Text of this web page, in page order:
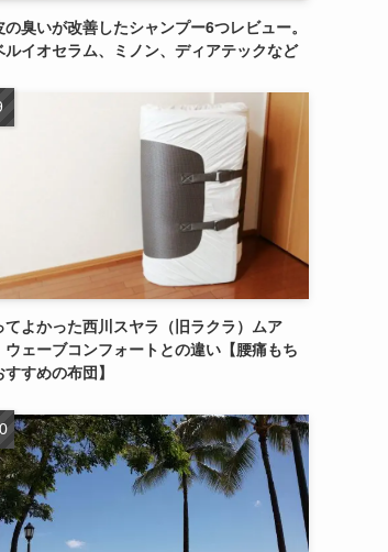
の臭いが改善したシャンプー6つレビュー。
ルイオセラム、ミノン、ディアテックなど
てよかった西川スヤラ（旧ラクラ）ムア
ウェーブコンフォートとの違い【腰痛もち
すすめの布団】